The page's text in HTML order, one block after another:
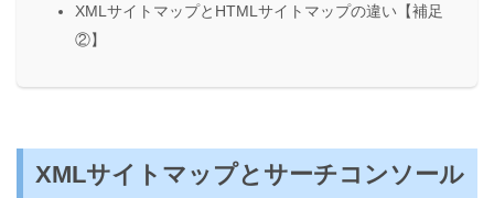
XMLサイトマップとHTMLサイトマップの違い【補足
②】
XMLサイトマップとサーチコンソール